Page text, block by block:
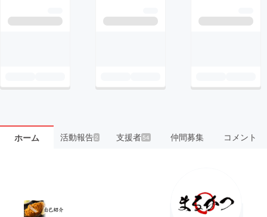
ホーム 活動報告2 支援者54 仲間募集 コメント